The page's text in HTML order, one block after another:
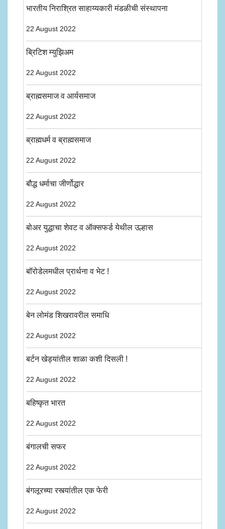
भारतीय निराश्रित साहाय्यकारी मंडळीची संस्थापना
22 August 2022
ब्रिटिश म्युझिअम
22 August 2022
ब्राह्मसमाज व आर्यसमाज
22 August 2022
ब्राह्मधर्म व ब्राह्मसमाज
22 August 2022
बौद्ध धर्माचा जीर्णोद्धार
22 August 2022
बोअर युद्धाचा शेवट व ऑक्सफर्ड येथील उल्हास
22 August 2022
बॉरोडेलमधील प्रार्थना व भेट !
22 August 2022
बेन लोमंड शिखरावरील समाधि
22 August 2022
बर्टन खेड्यांतील शाळा कशी दिसली !
22 August 2022
बहिष्कृत भारत
22 August 2022
बंगालची सफर
22 August 2022
बंगलूरच्या रस्त्यांतील एक फेरी
22 August 2022